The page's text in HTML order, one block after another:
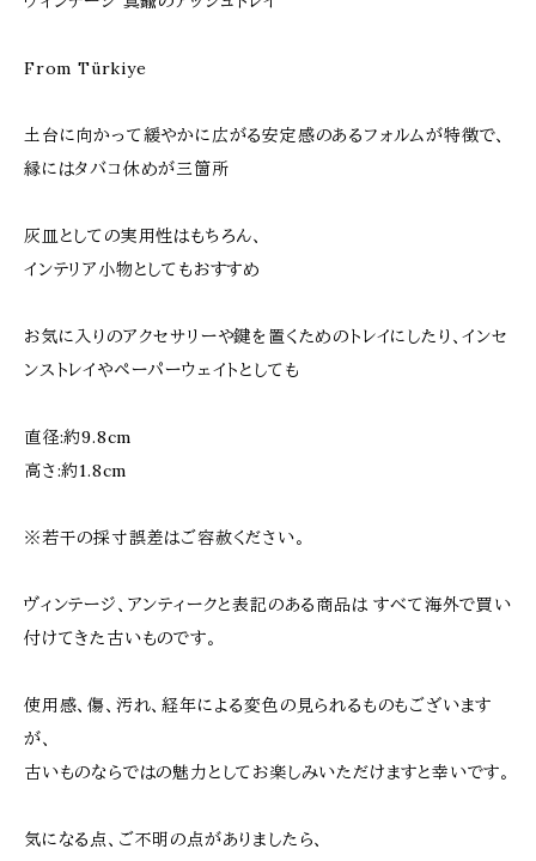
From Türkiye
土台に向かって緩やかに広がる安定感のあるフォルムが特徴で、
縁にはタバコ休めが三箇所
灰皿としての実用性はもちろん、
インテリア小物としてもおすすめ
お気に入りのアクセサリーや鍵を置くためのトレイにしたり、インセ
ンストレイやペーパーウェイトとしても
直径:約9.8cm
高さ:約1.8cm
※若干の採寸誤差はご容赦ください。
ヴィンテージ、アンティークと表記のある商品は すべて海外で買い
付けてきた古いものです。
使用感、傷、汚れ、経年による変色の見られるものもございます
が、
古いものならではの魅力としてお楽しみいただけますと幸いです。
気になる点、ご不明の点がありましたら、